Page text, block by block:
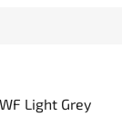
Light Grey